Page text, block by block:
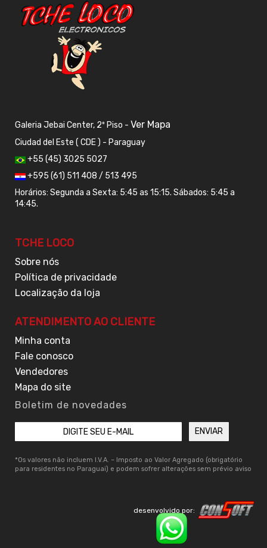
Galeria Jebai Center, 2º Piso - Ver Mapa
Ciudad del Este ( CDE ) - Paraguay
+55 (45) 3025 5027
+595 (61) 511 408 / 513 495
Horários: Segunda a Sexta: 5:45 as 15:15. Sábados: 5:45 a
14:45.
TCHE LOCO
Sobre nós
Política de privacidade
Localização da loja
ATENDIMENTO AO CLIENTE
Minha conta
Fale conosco
Vendedores
Mapa do site
Boletim de novedades
*Os valores não incluem I.V.A. – Imposto ao Valor Agregado (obrigatório
para residentes no Paraguai) e podem sofrer alterações sem prévio aviso
desenvolvido por: